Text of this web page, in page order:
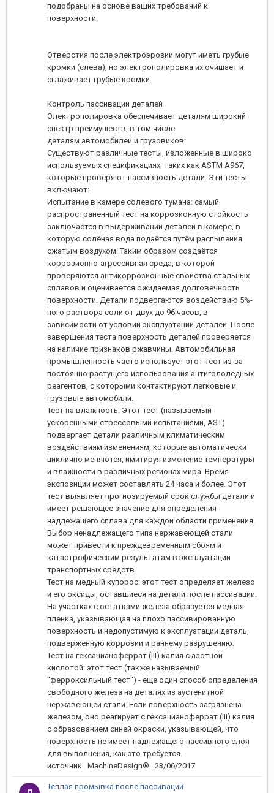
подобраны на основе ваших требований к
поверхности.
Отверстия после электроэрозии могут иметь грубые
кромки (слева), но электрополировка их очищает и
сглаживает грубые кромки.
Контроль пассивации деталей
Электрополировка обеспечивает деталям широкий
спектр преимуществ, в том числе
деталям автомобилей и грузовиков:
Существуют различные тесты, изложенные в широко
используемых спецификациях, таких как ASTM A967,
которые проверяют пассивность детали. Эти тесты
включают:
Испытание в камере солевого тумана: самый
распространенный тест на коррозионную стойкость
заключается в выдерживании деталей в камере, в
которую солёная вода подаётся путём распыления
сжатым воздухом. Таким образом создаётся
коррозионно-агрессивная среда, в которой
проверяются антикоррозионные свойства стальных
сплавов и оценивается ожидаемая долговечность
поверхности. Детали подвергаются воздействию 5%-
ного раствора соли от двух до 96 часов, в
зависимости от условий эксплуатации деталей. После
завершения теста поверхность деталей проверяется
на наличие признаков ржавчины. Автомобильная
промышленность часто использует этот тест из-за
постоянно растущего использования антигололёдных
реагентов, с которыми контактируют легковые и
грузовые автомобили.
Тест на влажность: Этот тест (называемый
ускоренными стрессовыми испытаниями, AST)
подвергает детали различным климатическим
воздействиям изменениям, которые автоматически
циклично меняются, имитируя изменение температуры
и влажности в различных регионах мира. Время
экспозиции может составлять 24 часа и более. Этот
тест выявляет прогнозируемый срок службы детали и
имеет решающее значение для определения
надлежащего сплава для каждой области применения.
Выбор ненадлежащего типа нержавеющей стали
может привести к преждевременным сбоям и
катастрофическим результатам в эксплуатации
транспортных средств.
Тест на медный купорос: этот тест определяет железо
и его оксиды, оставшиеся на детали после пассивации.
На участках с остатками железа образуется медная
пленка, указывающая на плохо пассивированную
поверхность и недопустимую к эксплуатации деталь,
подверженную коррозии и раннему разрушению.
Тест на гексацианоферрат (III) калия с азотной
кислотой: этот тест (также называемый
"ферроксильный тест") - еще один способ определения
свободного железа на деталях из аустенитной
нержавеющей стали. Если поверхность загрязнена
железом, оно реагирует с гексацианоферрат (III) калия
с образованием синей окраски, указывающей, что
поверхность не имеет надлежащего пассивного слоя
для выполнения, как это требуется.
источник MachineDesign® 23/06/2017
Теплая промывка после пассивации